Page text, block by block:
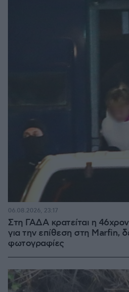
Στη ΓΑΔΑ κρατείται η
για την επίθεση στη Marfin,
φωτογραφίες
06.08.2026, 23:17